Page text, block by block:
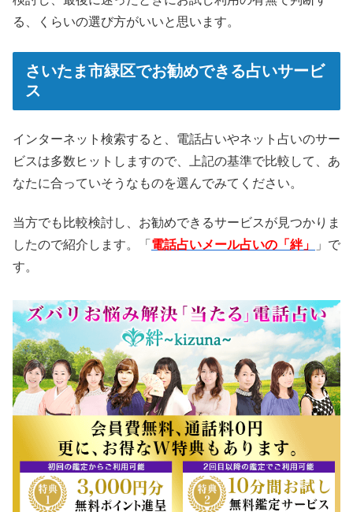
る、くらいの選び方がいいと思います。
さいたま市緑区でお勧めできる占いサービ
ス
インターネット検索すると、電話占いやネット占いのサー
ビスは多数ヒットしますので、上記の基準で比較して、あ
なたに合っていそうなものを選んでみてください。
当方でも比較検討し、お勧めできるサービスが見つかりま
したので紹介します。「 電話占いメール占いの「絆」
」で
す。